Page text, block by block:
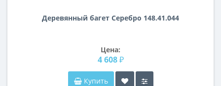
Деревянный багет Серебро 148.41.044
Цена:
4 608 ₽
Купить